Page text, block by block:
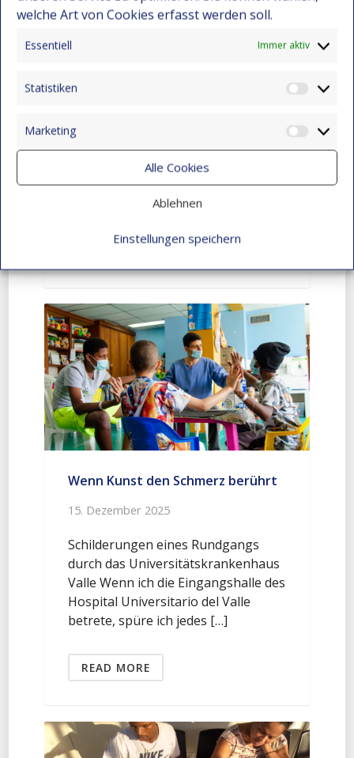
welche Art von Cookies erfasst werden soll.
Essentiell Immer aktiv
Statistiken
Marketing
Alle Cookies
Ablehnen
Einstellungen speichern
Darwin Bravo – Vom Landleben zur
22. Dezember 2025
Unsere Partnerorganisation
Semillas de Arte hat in Montebello
drei neue Kandidat*innen
ausgewählt, die im Dezember 2025
ihr Abitur gemacht haben. […]
Wenn Kunst den Schmerz berührt
15. Dezember 2025
Schilderungen eines Rundgangs
durch das Universitätskrankenhaus
Valle Wenn ich die Eingangshalle des
Hospital Universitario del Valle
betrete, spüre ich jedes […]
READ MORE